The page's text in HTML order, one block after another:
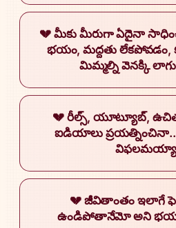
💔 మీకు మీరుగా ఏదైనా
భయం, మద్దతు లేకపోవడం,
మిమ్మల్ని వెనక్కి
💔 రీల్స్, యూట్యూబ్,
ఐడియాలు ప్రయత్నించినా...
💔 జీవితాంతం ఇలాగే
ఉండిపోతానేమో అని